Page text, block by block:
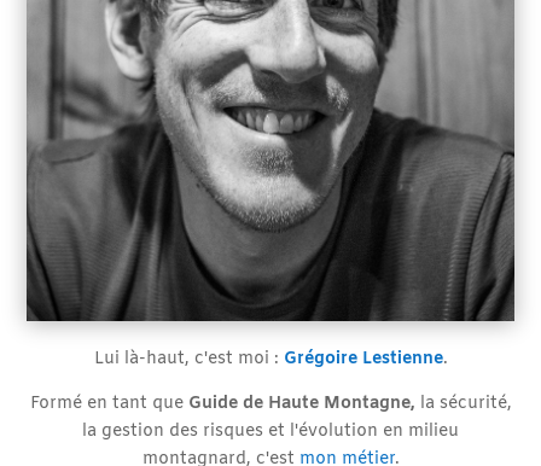
Lui là-haut, c'est moi : Grégoire Lestienne.
Formé en tant que Guide de Haute Montagne, la sécurité,
la gestion des risques et l'évolution en milieu
montagnard, c'est mon métier.